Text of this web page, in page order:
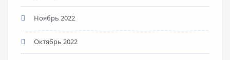
Ноябрь 2022
Октябрь 2022